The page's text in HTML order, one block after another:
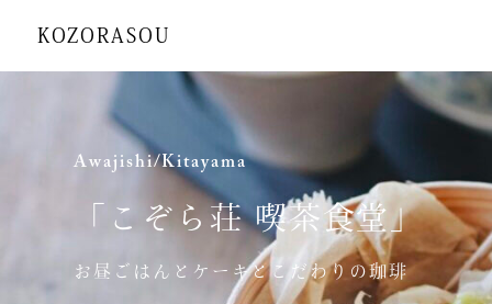
KOZORASOU
top
about こぞら荘のこと
Online shop
store店舗一覧
Awajishi/Kitayama
「こぞら荘 喫茶食堂」
お昼ごはんとケーキとこだわりの珈琲